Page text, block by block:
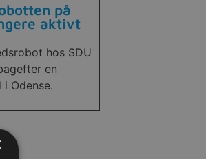
på
aktivt
hos SDU
en
Odense.